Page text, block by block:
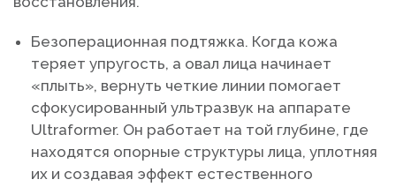
Безоперационная подтяжка. Когда кожа
теряет упругость, а овал лица начинает
«плыть», вернуть четкие линии помогает
сфокусированный ультразвук на аппарате
Ultraformer. Он работает на той глубине, где
находятся опорные структуры лица, уплотняя
их и создавая эффект естественного